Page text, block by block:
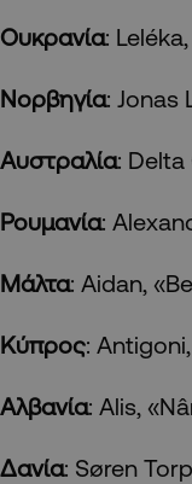
Ουκρανία:
Νορβηγία: Jonas
Αυστραλία: Delta
Ρουμανία:
Μάλτα: Aidan,
Κύπρος:
Αλβανία: Alis,
Δανία: Søren